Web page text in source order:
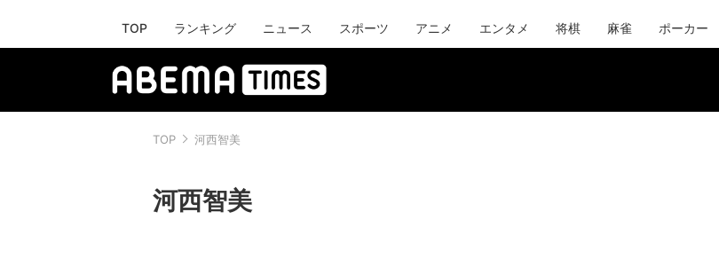
TOP ランキング ニュース スポーツ アニメ エンタメ 将棋 麻雀 ポーカー
TOP 河西智美
河西智美